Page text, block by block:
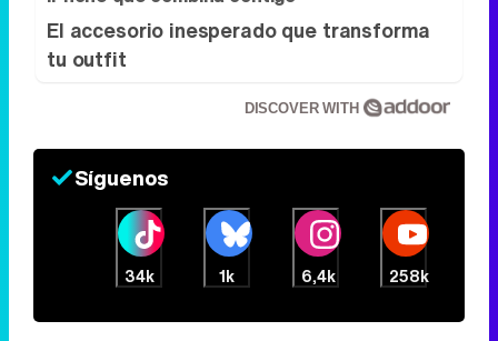
El accesorio inesperado que transforma
tu outfit
DISCOVER WITH
Síguenos
34k 1k 6,4k 258k